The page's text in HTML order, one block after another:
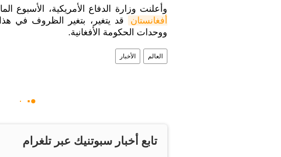
وأعلنت وزارة الدفاع الأمريكية، الأسبوع
أفغانستان
قد يتغير، بتغير الظروف في
ووحدات الحكومة الأفغانية.
العالم الأخبار
تابع أخبار سبوتنيك عبر تلغرام